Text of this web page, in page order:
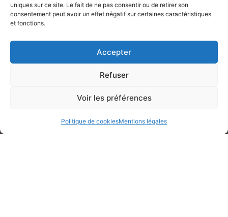
uniques sur ce site. Le fait de ne pas consentir ou de retirer son
consentement peut avoir un effet négatif sur certaines caractéristiques
et fonctions.
Accepter
Refuser
Voir les préférences
Politique de cookiesMentions légales